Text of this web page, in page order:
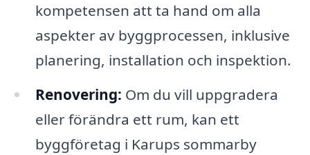
kompetensen att ta hand om alla
aspekter av byggprocessen, inklusive
planering, installation och inspektion.
Renovering: Om du vill uppgradera
eller förändra ett rum, kan ett
byggföretag i Karups sommarby